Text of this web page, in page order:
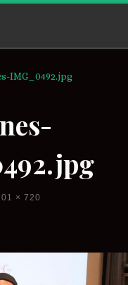
IMG_0492.jpg
× 720
des images